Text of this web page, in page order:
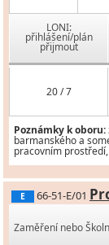
LONI:
přihlášení/plán
přijmout
20 / 7
Poznámky k oboru:
barmanského a
pracovním
E 66-51-E/01
Zaměření nebo